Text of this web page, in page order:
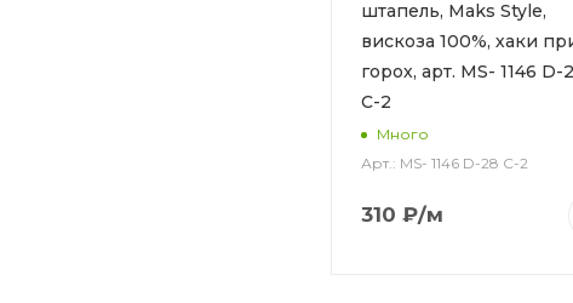
штапель, Maks Style,
вискоза 100%, хаки
горох, арт. MS- 1146 D-
С-2
Много
Арт.: MS- 1146 D-28 С-2
310 ₽/м